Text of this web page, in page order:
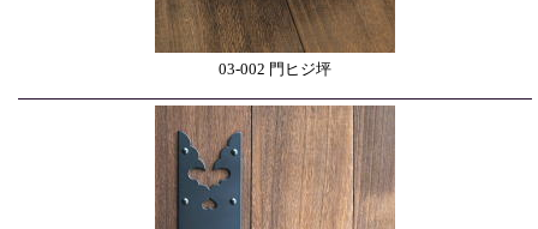
03-002 門ヒジ坪